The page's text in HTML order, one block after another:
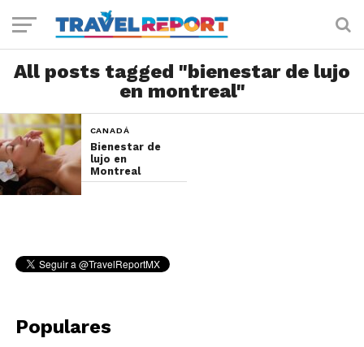
All posts tagged "bienestar de lujo
en montreal"
CANADÁ
Bienestar de
lujo en
Montreal
Populares